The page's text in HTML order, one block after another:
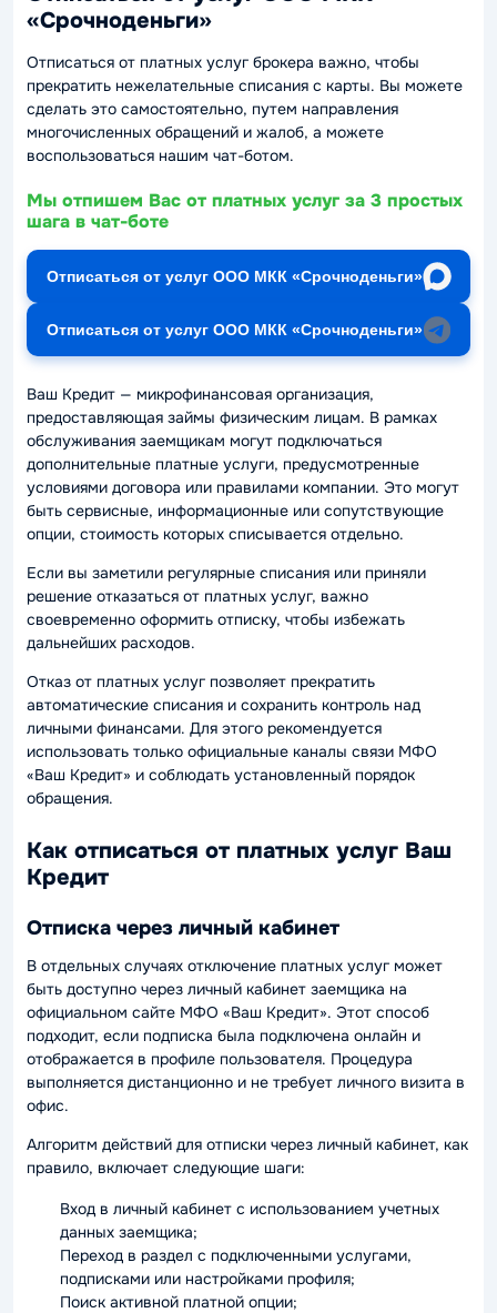
«Срочноденьги»
Отписаться от платных услуг брокера важно, чтобы
прекратить нежелательные списания с карты. Вы можете
сделать это самостоятельно, путем направления
многочисленных обращений и жалоб, а можете
воспользоваться нашим чат-ботом.
Мы отпишем Вас от платных услуг за 3 простых
шага в чат-боте
Отписаться от услуг ООО МКК «Срочноденьги»
Отписаться от услуг ООО МКК «Срочноденьги»
Ваш Кредит — микрофинансовая организация,
предоставляющая займы физическим лицам. В рамках
обслуживания заемщикам могут подключаться
дополнительные платные услуги, предусмотренные
условиями договора или правилами компании. Это могут
быть сервисные, информационные или сопутствующие
опции, стоимость которых списывается отдельно.
Если вы заметили регулярные списания или приняли
решение отказаться от платных услуг, важно
своевременно оформить отписку, чтобы избежать
дальнейших расходов.
Отказ от платных услуг позволяет прекратить
автоматические списания и сохранить контроль над
личными финансами. Для этого рекомендуется
использовать только официальные каналы связи МФО
«Ваш Кредит» и соблюдать установленный порядок
обращения.
Как отписаться от платных услуг Ваш
Кредит
Отписка через личный кабинет
В отдельных случаях отключение платных услуг может
быть доступно через личный кабинет заемщика на
официальном сайте МФО «Ваш Кредит». Этот способ
подходит, если подписка была подключена онлайн и
отображается в профиле пользователя. Процедура
выполняется дистанционно и не требует личного визита в
офис.
Алгоритм действий для отписки через личный кабинет, как
правило, включает следующие шаги:
Вход в личный кабинет с использованием учетных
данных заемщика;
Переход в раздел с подключенными услугами,
подписками или настройками профиля;
Поиск активной платной опции;